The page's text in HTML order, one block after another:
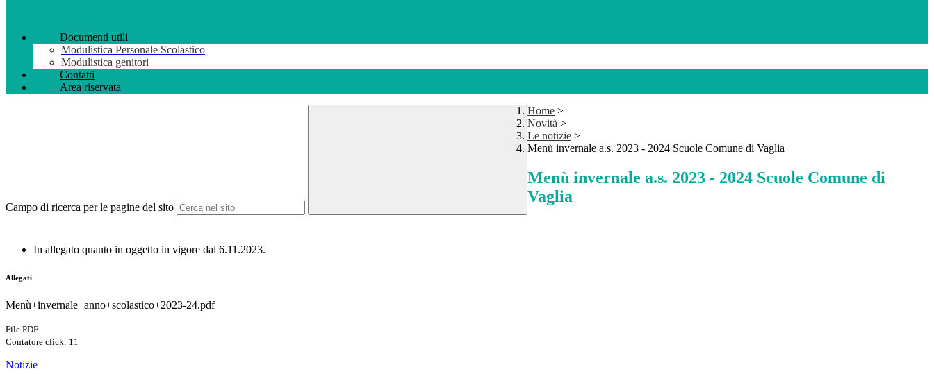
Documenti utili
Modulistica Personale Scolastico
Modulistica genitori
Contatti
Area riservata
Campo di ricerca per le pagine del sito
Home >
Novità >
Le notizie >
Menù invernale a.s. 2023 - 2024 Scuole Comune di Vaglia
Menù invernale a.s. 2023 - 2024 Scuole Comune di
Vaglia
In allegato quanto in oggetto in vigore dal 6.11.2023.
Allegati
Menù+invernale+anno+scolastico+2023-24.pdf
File PDF
Contatore click: 11
Notizie